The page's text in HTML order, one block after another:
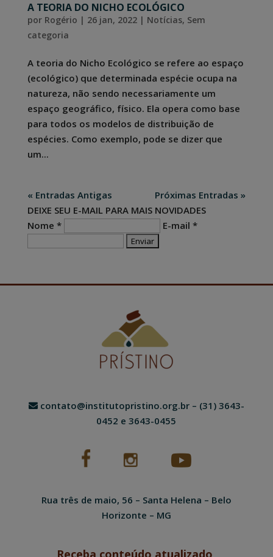
A TEORIA DO NICHO ECOLÓGICO
por Rogério | 26 jan, 2022| Notícias, Sem
categoria
A teoria do Nicho Ecológico se refere ao espaço
(ecológico) que determinada espécie ocupa na
natureza, não sendo necessariamente um
espaço geográfico, físico. Ela opera como base
para todos os modelos de distribuição de
espécies. Como exemplo, pode se dizer que
um...
« Entradas Antigas
Próximas Entradas »
DEIXE SEU E-MAIL PARA MAIS NOVIDADES
Nome *
E-mail *
contato@institutopristino.org.br– (31) 3643-
0452 e 3643-0455
Rua três de maio, 56 – Santa Helena – Belo
Horizonte – MG
Receba conteúdo atualizado